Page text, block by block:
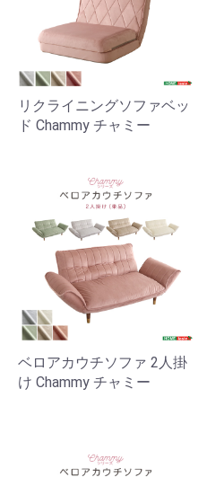
リクライニングソファベッ
ド Chammy チャミー
ベロアカウチソファ 2人掛
け Chammy チャミー